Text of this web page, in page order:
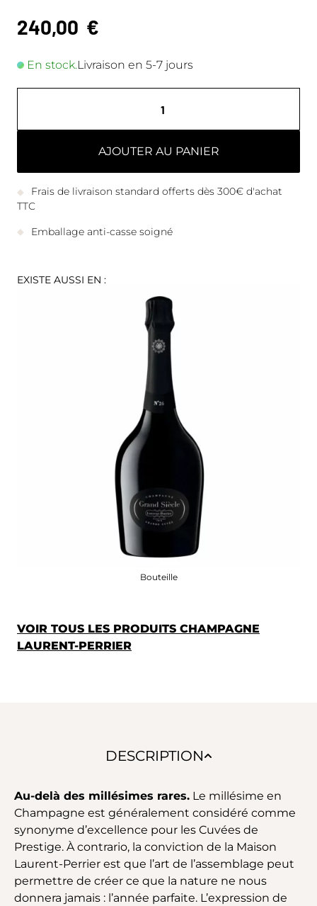
240,00 €
En stock.Livraison en 5-7 jours
AJOUTER AU PANIER
Frais de livraison standard offerts dès 300€ d'achat
TTC
Emballage anti-casse soigné
EXISTE AUSSI EN :
Bouteille
VOIR TOUS LES PRODUITS CHAMPAGNE
LAURENT-PERRIER
DESCRIPTION
Au-delà des millésimes rares. Le millésime en
Champagne est généralement considéré comme
synonyme d’excellence pour les Cuvées de
Prestige. À contrario, la conviction de la Maison
Laurent-Perrier est que l’art de l’assemblage peut
permettre de créer ce que la nature ne nous
donnera jamais : l’année parfaite. L’expression de